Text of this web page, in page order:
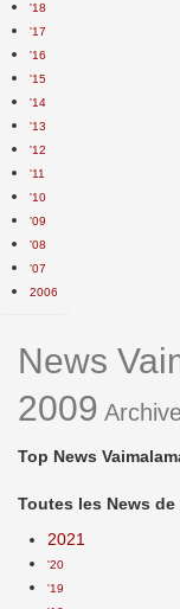
'18
'17
'16
'15
'14
'13
'12
'11
'10
'09
'08
'07
2006
News
2009
Top News
Toutes les News de
2021
'20
'19